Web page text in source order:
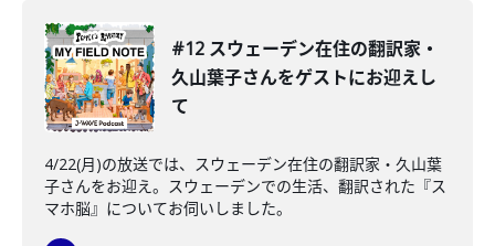
#12 スウェーデン在住の翻訳家・
久山葉子さんをゲストにお迎えし
て
4/22(月)の放送では、スウェーデン在住の翻訳家・久山葉
子さんをお迎え。スウェーデンでの生活、翻訳された『ス
マホ脳』についてお伺いしました。